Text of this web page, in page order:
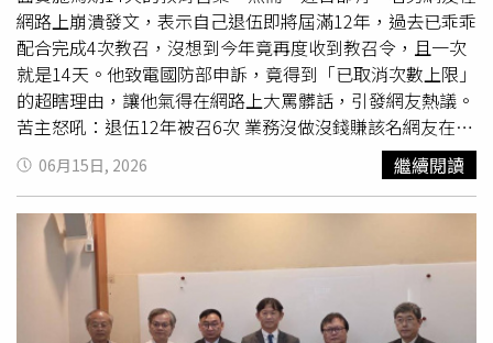
網路上崩潰發文，表示自己退伍即將屆滿12年，過去已乖乖
配合完成4次教召，沒想到今年竟再度收到教召令，且一次
就是14天。他致電國防部申訴，竟得到「已取消次數上限」
的超瞎理由，讓他氣得在網路上大罵髒話，引發網友熱議。
苦主怒吼：退伍12年被召6次 業務沒做沒錢賺該名網友在社
群平台「Threads」上發文抱怨，自己身為海軍陸戰隊退伍
軍人，過去每次收到7天教召通知，都有乖乖報到、從未缺
席。好不容易熬到退伍快屆滿12年，原本以為教召次數已滿
4次可以「安全下莊」，怎料今年8月1日又收到教召通知，
而且還碰上 漢光演習
，讓他直呼「真的很倒霉！」原PO氣
憤表示，他打電話向國防部申訴，對方卻告知他，「因應缺
員需求，已取消12年4次的召集上限」，且今年起全面改為
06月15日, 2026 繼續閱讀